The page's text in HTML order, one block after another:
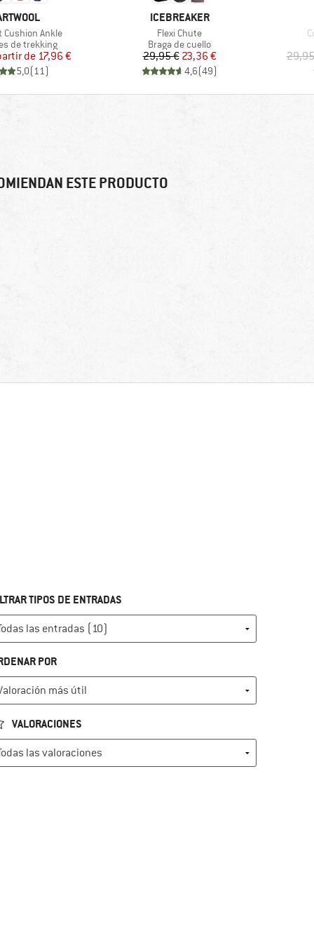
Cushion Ankle
de trekking
Precio
Precio reducido
de 17,96 €
5,0(11)
MARCA
ICEBREAKER
Artículo
Flexi Chute
Product group
Braga de cuello
Precio
29,95 €Precio reducido
23,36 €
4,6(49)
ESTE PRODUCTO
TIPOS DE ENTRADAS
POR
VALORACIONES